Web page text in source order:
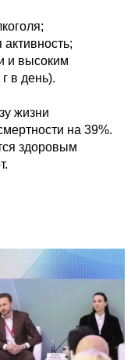
и высоким
в день).
жизни
на 39%.
здоровым